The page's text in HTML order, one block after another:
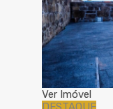
Ver Imóvel